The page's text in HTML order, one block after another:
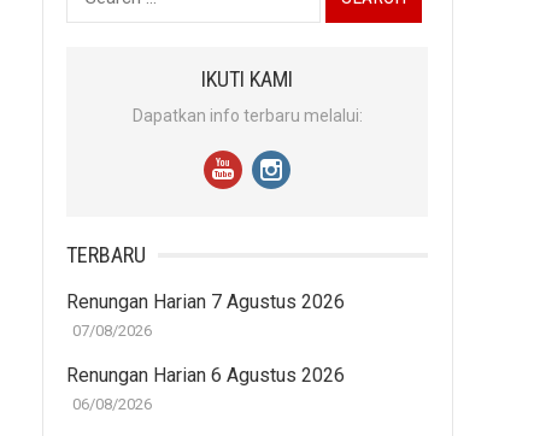
for:
IKUTI KAMI
Dapatkan info terbaru melalui:
TERBARU
Renungan Harian 7 Agustus 2026
07/08/2026
Renungan Harian 6 Agustus 2026
06/08/2026